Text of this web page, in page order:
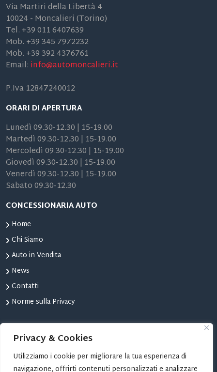
Privacy & Cookies
Utilizziamo i cookie per migliorare la tua esperienza di
navigazione, offrirti contenuti personalizzati e analizzare
Via Martiri della Libertà 4
10024 - Moncalieri (Torino)
Tel. +39 011 6407639
Mob. +39 345 7972232
Mob. +39 392 4376761
Email: info@automoncalieri.it
P.Iva 12847240012
ORARI DI APERTURA
Lunedì 09.30-12.30 | 15-19.00
Martedì 09.30-12.30 | 15-19.00
Mercoledì 09.30-12.30 | 15-19.00
Giovedì 09.30-12.30 | 15-19.00
Venerdì 09.30-12.30 | 15-19.00
Sabato 09.30-12.30
CONCESSIONARIA AUTO
Home
Chi Siamo
Auto in Vendita
News
Contatti
Norme sulla Privacy
STRUMENTI
Confronta Auto
Le tue Auto Preferite